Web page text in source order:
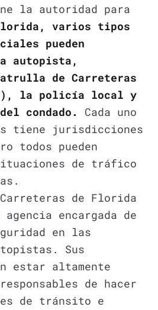
la autoridad para
varios tipos
pueden
autopista,
de Carreteras
la policía local y
condado.
Cada uno
tiene jurisdicciones
todos pueden
de tráfico
de Florida
encargada de
en las
Sus
estar altamente
de hacer
de tránsito e